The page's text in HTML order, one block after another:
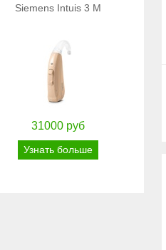
Siemens Intuis 3 M
31000 руб
Узнать больше